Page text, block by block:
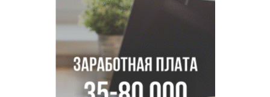
Транспортная прокуратура проверит S7 после инцидента
в аэропорту Норильска
500 литров ухи сварили новосибирцам на
Бугринском пляже